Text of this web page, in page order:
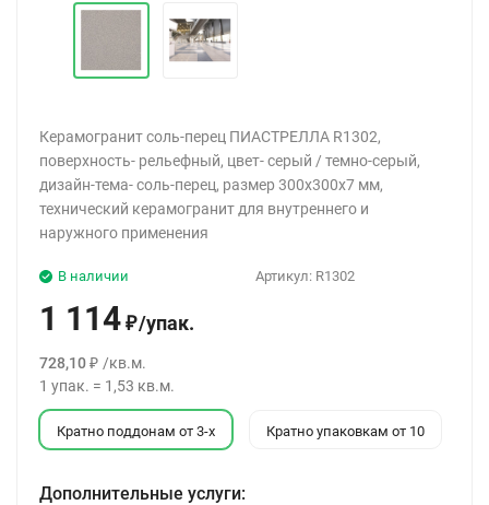
Керамогранит соль-перец ПИАСТРЕЛЛА R1302,
поверхность- рельефный, цвет- серый / темно-серый,
дизайн-тема- соль-перец, размер 300x300x7 мм,
технический керамогранит для внутреннего и
наружного применения
Артикул: R1302
В наличии
1 114 ₽/упак.
728,10 ₽ /кв.м.
1 упак. = 1,53 кв.м.
Кратно поддонам от 3-х Кратно упаковкам от 10
Дополнительные услуги: